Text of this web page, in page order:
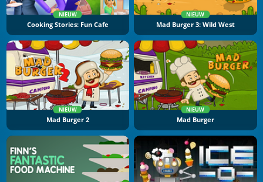
NIEUW
Cooking Stories: Fun Cafe
NIEUW
Mad Burger 3: Wild West
NIEUW
Mad Burger 2
NIEUW
Mad Burger